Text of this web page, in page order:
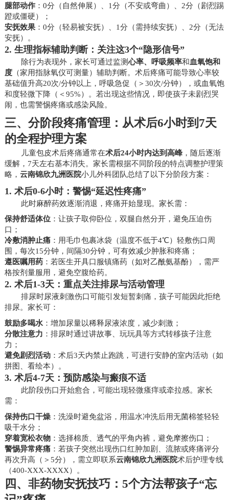
腿部动作：0分（自然伸展）、1分（不安或弯曲）、2分（剧烈踢
蹬或僵硬）；
安抚效果：0分（轻易被安抚）、1分（需持续安抚）、2分（无法
安抚）。
2. 生理指标辅助判断：关注这3个“隐形信号”
除行为表现外，家长可通过监测心率、呼吸频率和血氧饱和
度（家用指脉氧仪可测量）辅助判断。术后疼痛可能导致心率较
基础值升高20次/分钟以上，呼吸急促（＞30次/分钟），或血氧饱
和度轻微下降（＜95%）。若出现这些情况，即使孩子未剧烈哭
闹，也需警惕疼痛或感染风险。
三、分阶段疼痛管理：从术后6小时到7天
的全程护理方案
儿童包皮术后疼痛通常在术后24小时内达到高峰，随后逐渐
缓解，7天左右基本消失。家长需根据不同阶段的特点调整护理策
略， 云南锦欣九洲医院小儿外科团队总结了以下分阶段方案：
1. 术后0-6小时：警惕“延迟性疼痛”
此时麻醉药效逐渐消退，疼痛开始显现。家长需：
保持舒适体位：让孩子取仰卧位，双腿自然分开，避免压迫伤
口；
冷敷消肿止痛：用毛巾包裹冰袋（温度不低于4℃）轻敷伤口周
围，每次15分钟，间隔30分钟，可有效减少肿胀和疼痛；
遵医嘱用药：若医生开具口服镇痛药（如对乙酰氨基酚），需严
格按剂量服用，避免空腹给药。
2. 术后1-3天：重点关注排尿与活动管理
排尿时尿液刺激伤口可能引发短暂刺痛，孩子可能因此拒绝
排尿。家长可：
鼓励多喝水：增加尿量以稀释尿液浓度，减少刺激；
分散注意力 ：排尿时通过讲故事、玩玩具等方式转移孩子注意
力；
避免剧烈活动：术后3天内禁止跑跳，可进行安静的室内活动（如
拼图、看绘本）。
3. 术后4-7天：预防感染与瘢痕不适
此阶段伤口开始愈合，可能出现轻微瘙痒或牵拉感。家长
需：
保持伤口干燥：洗澡时避免盆浴，用温水冲洗后用无菌棉签轻轻
吸干水分；
穿着宽松衣物：选择棉质、透气的平角内裤，避免摩擦伤口；
警惕异常疼痛：若孩子突然出现伤口红肿加剧、流脓或疼痛评分
再次升高（＞5分），需立即联系云南锦欣九洲医院术后护理专线
（400-XXX-XXXX）。
四、非药物安抚技巧：5个方法帮孩子“忘